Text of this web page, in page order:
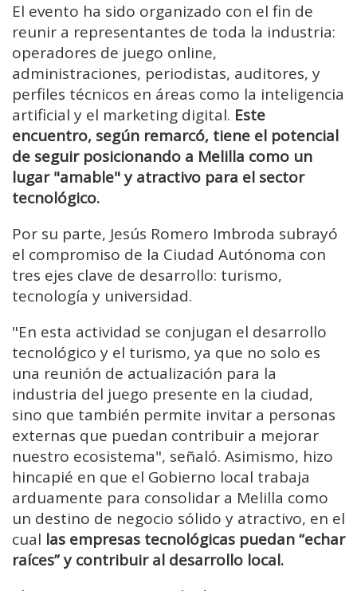
El evento ha sido organizado con el fin de
reunir a representantes de toda la industria:
operadores de juego online,
administraciones, periodistas, auditores, y
perfiles técnicos en áreas como la inteligencia
artificial y el marketing digital. Este
encuentro, según remarcó, tiene el potencial
de seguir posicionando a Melilla como un
lugar "amable" y atractivo para el sector
tecnológico.
Por su parte, Jesús Romero Imbroda subrayó
el compromiso de la Ciudad Autónoma con
tres ejes clave de desarrollo: turismo,
tecnología y universidad.
"En esta actividad se conjugan el desarrollo
tecnológico y el turismo, ya que no solo es
una reunión de actualización para la
industria del juego presente en la ciudad,
sino que también permite invitar a personas
externas que puedan contribuir a mejorar
nuestro ecosistema", señaló. Asimismo, hizo
hincapié en que el Gobierno local trabaja
arduamente para consolidar a Melilla como
un destino de negocio sólido y atractivo, en el
cual las empresas tecnológicas puedan “echar
raíces” y contribuir al desarrollo local.